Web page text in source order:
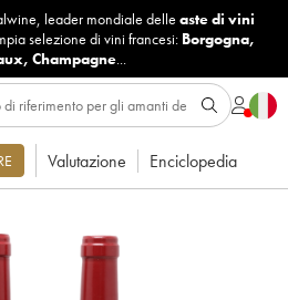
leader mondiale delle aste di vini
selezione di vini francesi: Borgogna,
, Champagne...
Valutazione Enciclopedia